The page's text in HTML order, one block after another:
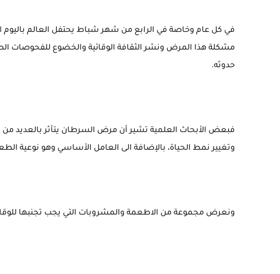
في كل عام وخاصة في الرابع من شهر شباط يحتفل العالم باليوم
مشكلة هذا المرض ونشر الثقافة الوقائية والخضوع للفحوصات
حدوثه.
فبعض الأبحاث العلمية تشير أن مرض السرطان يتأثر بالعديد من
وتغيير نمط الحياة، بالإضافة الى العامل الأساسي وهو نوعية
ونعرض مجموعة من الاطعمة والمشروبات التي يجب تجنبها